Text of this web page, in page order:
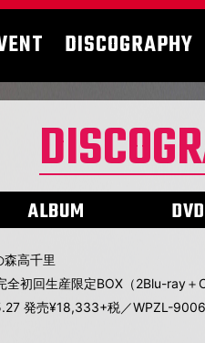
DISCOGRAPHY
ALBUM
高千里
全初回生産限定BOX（2Blu-ray＋
発売¥18,333+税／WPZL-